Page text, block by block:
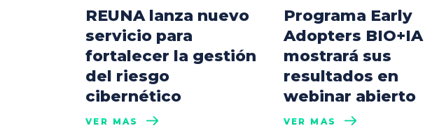
REUNA lanza nuevo
servicio para
fortalecer la gestión
del riesgo
cibernético
VER MÁS
Programa Early
Adopters BIO+IA
mostrará sus
resultados en
webinar abierto
VER MÁS